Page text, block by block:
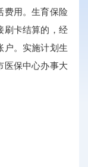
费用。生育保险
刷卡结算的，经
户。实施计划生
医保中心办事大